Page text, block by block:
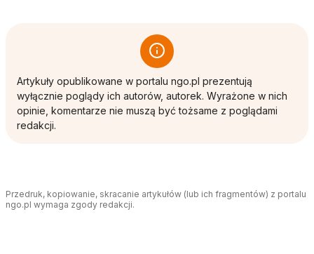
Artykuły opublikowane w portalu ngo.pl prezentują
wyłącznie poglądy ich autorów, autorek. Wyrażone w nich
opinie, komentarze nie muszą być tożsame z poglądami
redakcji.
Przedruk, kopiowanie, skracanie artykułów (lub ich fragmentów) z portalu
ngo.pl wymaga zgody redakcji.